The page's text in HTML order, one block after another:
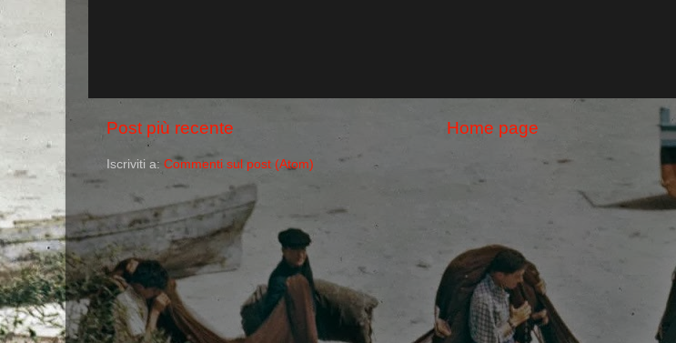
Post più recente Home page
Iscriviti a: Commenti sul post (Atom)